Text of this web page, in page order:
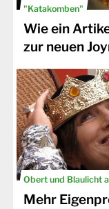
"Katakomben"
Wie ein
zur neuen
Obert und Blaulicht
Mehr